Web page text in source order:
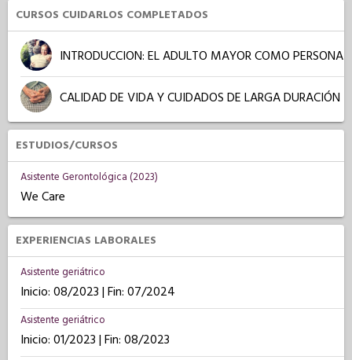
CURSOS CUIDARLOS COMPLETADOS
INTRODUCCION: EL ADULTO MAYOR COMO PERSONA
CALIDAD DE VIDA Y CUIDADOS DE LARGA DURACIÓN
ESTUDIOS/CURSOS
Asistente Gerontológica (2023)
We Care
EXPERIENCIAS LABORALES
Asistente geriátrico
Inicio: 08/2023 | Fin: 07/2024
Asistente geriátrico
Inicio: 01/2023 | Fin: 08/2023